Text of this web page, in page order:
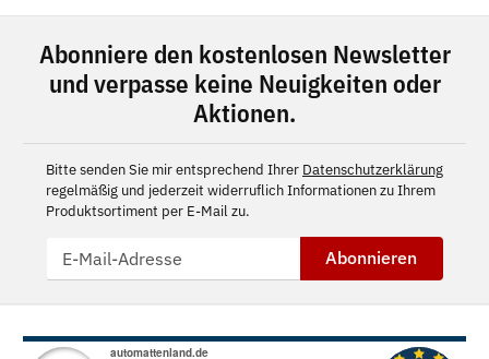
Abonniere den kostenlosen Newsletter
und verpasse keine Neuigkeiten oder
Aktionen.
Bitte senden Sie mir entsprechend Ihrer Datenschutzerklärung
regelmäßig und jederzeit widerruflich Informationen zu Ihrem
Produktsortiment per E-Mail zu.
Abonnieren